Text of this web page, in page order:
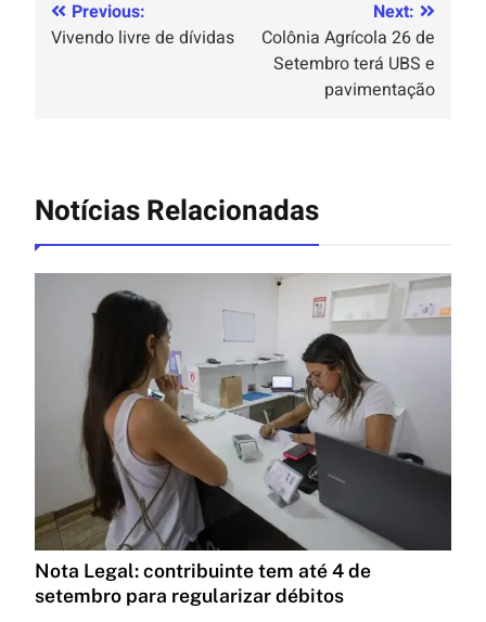
Previous:
Vivendo livre de dívidas
Next:
Colônia Agrícola 26 de
Setembro terá UBS e
pavimentação
Notícias Relacionadas
Nota Legal: contribuinte tem até 4 de
setembro para regularizar débitos